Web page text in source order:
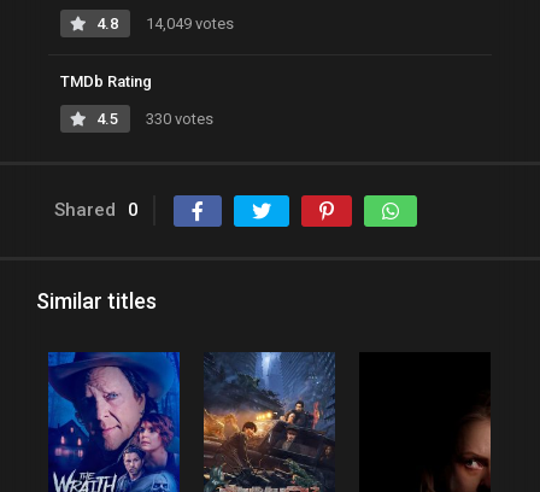
4.8 14,049 votes
TMDb Rating
4.5 330 votes
Shared 0
Similar titles